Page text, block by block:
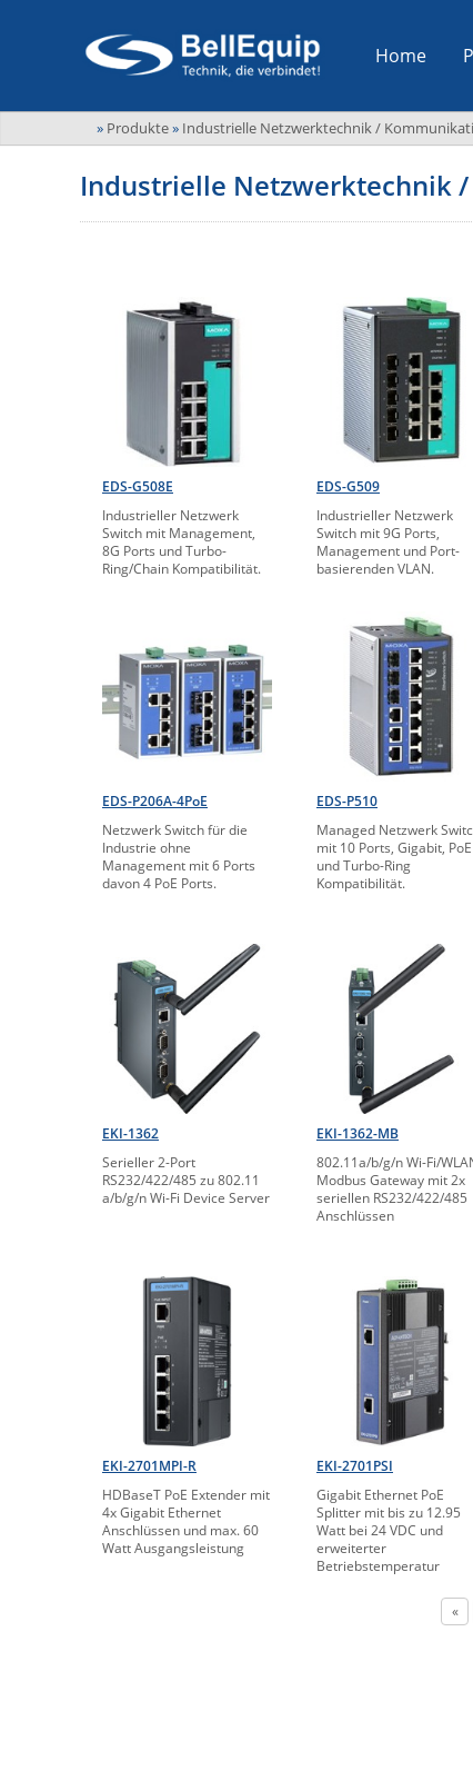
Home
» Produkte» Industrielle Netzwerktechnik /
Industrielle Netzwerktechnik
EDS-G508E
Industrieller Netzwerk
Switch mit Management,
8G Ports und Turbo-
Ring/Chain Kompatibilität.
EDS-G509
Industrieller Netzwerk
Switch mit 9G Ports,
Management und Port-
basierenden VLAN.
EDS-P206A-4PoE
Netzwerk Switch für die
Industrie ohne
Management mit 6 Ports
davon 4 PoE Ports.
EDS-P510
Managed Netzwerk
mit 10 Ports, Gigabit, PoE
und Turbo-Ring
Kompatibilität.
EKI-1362
Serieller 2-Port
RS232/422/485 zu 802.11
a/b/g/n Wi-Fi Device Server
EKI-1362-MB
802.11a/b/g/n Wi-Fi/
Modbus Gateway mit 2x
seriellen RS232/422/485
Anschlüssen
EKI-2701MPI-R
HDBaseT PoE Extender mit
4x Gigabit Ethernet
Anschlüssen und max. 60
Watt Ausgangsleistung
EKI-2701PSI
Gigabit Ethernet PoE
Splitter mit bis zu 12.95
Watt bei 24 VDC und
erweiterter
Betriebstemperatur
«